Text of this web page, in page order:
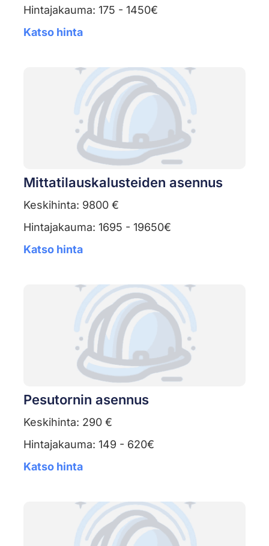
Hintajakauma: 175 - 1450€
Katso hinta
Mittatilauskalusteiden asennus
Keskihinta: 9800 €
Hintajakauma: 1695 - 19650€
Katso hinta
Pesutornin asennus
Keskihinta: 290 €
Hintajakauma: 149 - 620€
Katso hinta